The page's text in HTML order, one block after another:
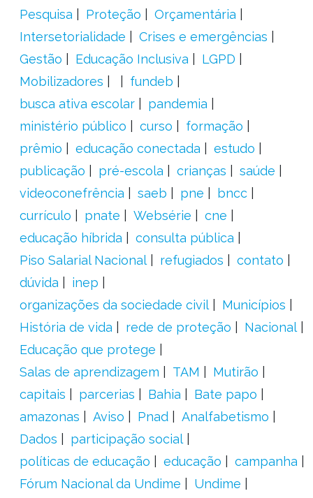
Pesquisa
Proteção
Orçamentária
Intersetorialidade
Crises e emergências
Gestão
Educação Inclusiva
LGPD
Mobilizadores
fundeb
busca ativa escolar
pandemia
ministério público
curso
formação
prêmio
educação conectada
estudo
publicação
pré-escola crianças
saúde
videoconefrência
saeb pne
bncc
currículo
pnate Websérie
cne
educação híbrida
consulta pública
Piso Salarial Nacional
refugiados
contato
dúvida
inep
organizações da sociedade civil
Municípios
História de vida
rede de proteção
Nacional
Educação que protege
Salas de aprendizagem
TAM
Mutirão
capitais
parcerias Bahia
Bate papo
amazonas
Aviso Pnad
Analfabetismo
Dados
participação social
políticas de educação
educação
campanha
Fórum Nacional da Undime
Undime